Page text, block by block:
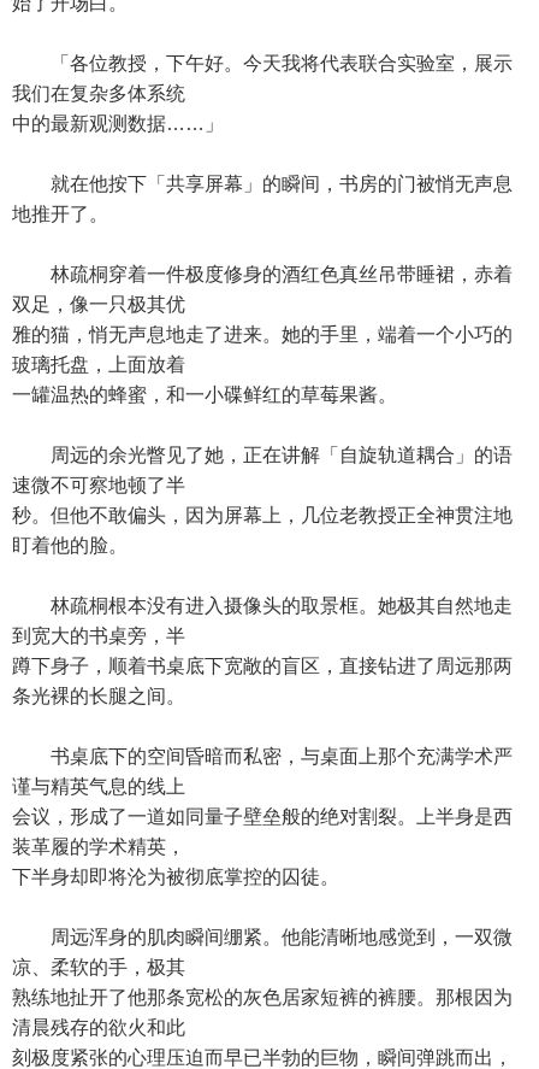
「各位教授，下午好。今天我将代表联合实验室，展示
我们在复杂多体系统
中的最新观测数据……」
就在他按下「共享屏幕」的瞬间，书房的门被悄无声息
地推开了。
林疏桐穿着一件极度修身的酒红色真丝吊带睡裙，赤着
双足，像一只极其优
雅的猫，悄无声息地走了进来。她的手里，端着一个小巧的
玻璃托盘，上面放着
一罐温热的蜂蜜，和一小碟鲜红的草莓果酱。
周远的余光瞥见了她，正在讲解「自旋轨道耦合」的语
速微不可察地顿了半
秒。但他不敢偏头，因为屏幕上，几位老教授正全神贯注地
盯着他的脸。
林疏桐根本没有进入摄像头的取景框。她极其自然地走
到宽大的书桌旁，半
蹲下身子，顺着书桌底下宽敞的盲区，直接钻进了周远那两
条光裸的长腿之间。
书桌底下的空间昏暗而私密，与桌面上那个充满学术严
谨与精英气息的线上
会议，形成了一道如同量子壁垒般的绝对割裂。上半身是西
装革履的学术精英，
下半身却即将沦为被彻底掌控的囚徒。
周远浑身的肌肉瞬间绷紧。他能清晰地感觉到，一双微
凉、柔软的手，极其
熟练地扯开了他那条宽松的灰色居家短裤的裤腰。那根因为
清晨残存的欲火和此
刻极度紧张的心理压迫而早已半勃的巨物，瞬间弹跳而出，